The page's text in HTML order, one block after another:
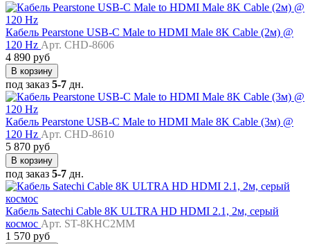
Кабель Pearstone USB-C Male to HDMI Male 8K Cable (2м) @
120 Hz Арт. CHD-8606
4 890 руб
В корзину
под заказ 5-7 дн.
Кабель Pearstone USB-C Male to HDMI Male 8K Cable (3м) @
120 Hz Арт. CHD-8610
5 870 руб
В корзину
под заказ 5-7 дн.
Кабель Satechi Cable 8K ULTRA HD HDMI 2.1, 2м, серый
космос Арт. ST-8KHC2MM
1 570 руб